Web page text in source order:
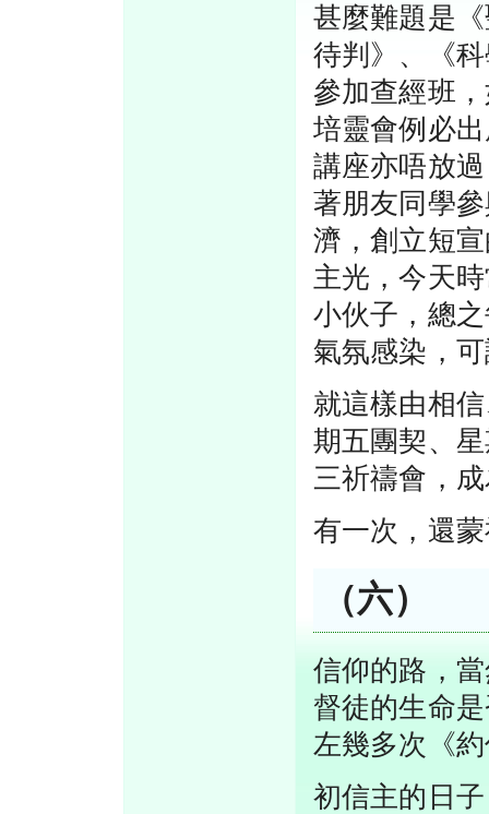
甚麼難題是
待判》、《
參加查經班
培靈會例必
講座亦唔放
著朋友同學
濟，創立短
主光，今天
小伙子，總
氣氛感染，
就這樣由相
期五團契、
三祈禱會，
有一次，還
（六）
信仰的路，
督徒的生命
左幾多次《
初信主的日